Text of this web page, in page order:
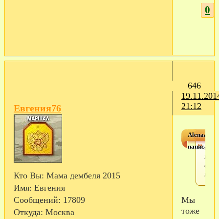
0
646
21:12
Евгения76
Кто Вы: Мама дембеля 2015
Имя: Евгения
Сообщений: 17809
Откуда: Москва
Alenaaa
Мой
туда
Мы
тоже